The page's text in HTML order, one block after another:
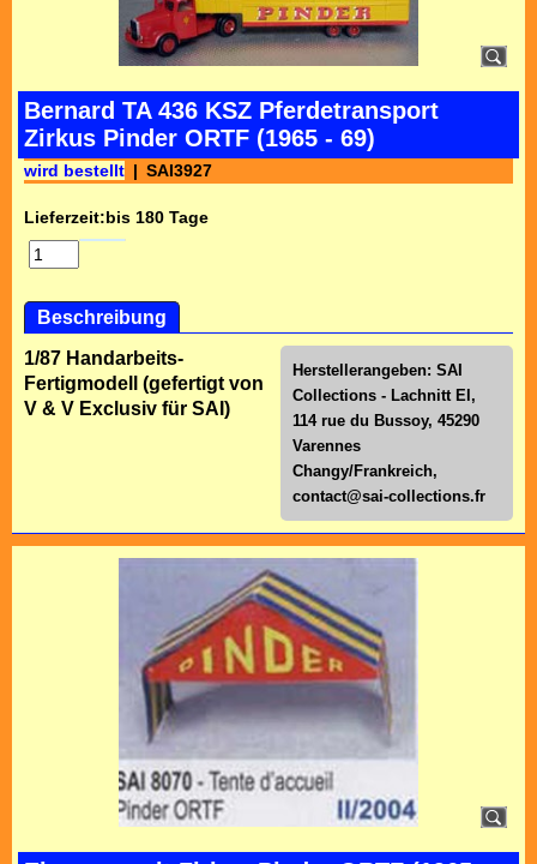
Bernard TA 436 KSZ Pferdetransport
Zirkus Pinder ORTF (1965 - 69)
wird bestellt SAI3927
Lieferzeit:bis 180 Tage
Beschreibung
Herstellerangeben: SAI
Collections - Lachnitt El,
114 rue du Bussoy, 45290
Varennes
Changy/Frankreich,
contact@sai-collections.fr
1/87 Handarbeits-
Fertigmodell (gefertigt von
V & V Exclusiv für SAI)